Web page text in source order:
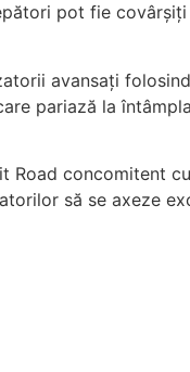
pot fie
avansați
pariază la
concomitent
să se axeze